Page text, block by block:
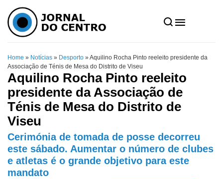
Home » Notícias » Desporto »Aquilino Rocha Pinto reeleito presidente da
Associação de Ténis de Mesa do Distrito de Viseu
Aquilino Rocha Pinto reeleito
presidente da Associação de
Ténis de Mesa do Distrito de
Viseu
Cerimónia de tomada de posse decorreu
este sábado. Aumentar o número de clubes
e atletas é o grande objetivo para este
mandato